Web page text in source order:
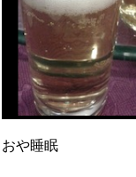
おや睡眠